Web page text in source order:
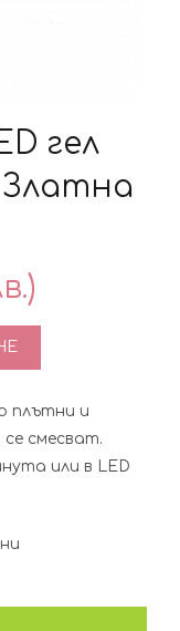
гел
Златна
UV/LED гел
плътни и
смесват.
или в LED